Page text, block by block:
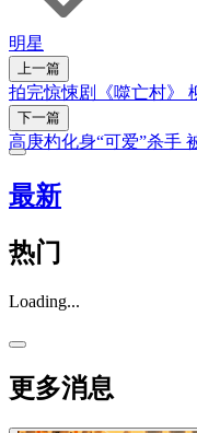
明星
上一篇
拍完惊悚剧《噬亡村》
下一篇
高庚杓化身“可爱”杀手
最新
热门
Loading...
更多消息